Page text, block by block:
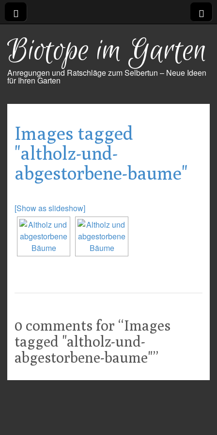
Biotope im Garten
Anregungen und Ratschläge zum Selbertun – Neue Ideen
für Ihren Garten
Images tagged
"altholz-und-
abgestorbene-baume"
[Show as slideshow]
0 comments for “Images
tagged "altholz-und-
abgestorbene-baume"”